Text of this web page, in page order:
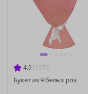
4.9 (1075)
Букет из 9 белых роз